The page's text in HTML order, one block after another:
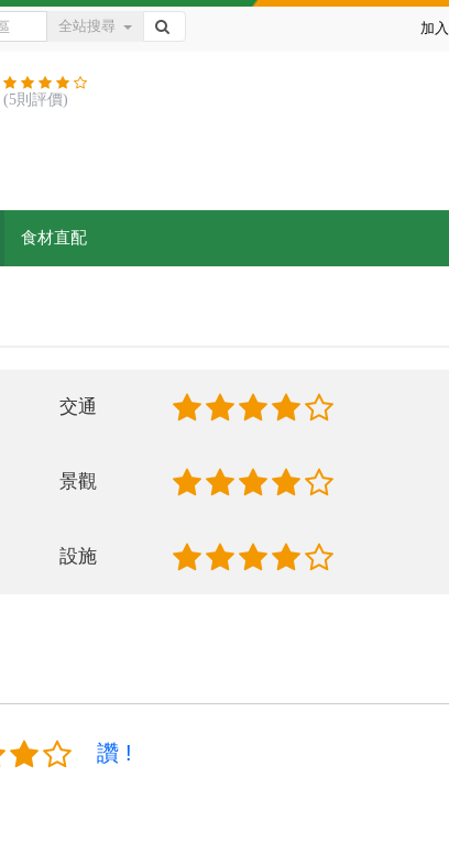
全站搜尋 加
(5則評價)
食材直配
交通
景觀
設施
讚 !